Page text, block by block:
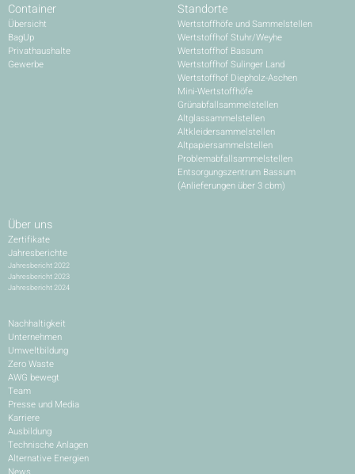
Container
Übersicht
BagUp
Privathaushalte
Gewerbe
Standorte
Wertstoffhöfe und Sammelstellen
Wertstoffhof Stuhr/Weyhe
Wertstoffhof Bassum
Wertstoffhof Sulinger Land
Wertstoffhof Diepholz-Aschen
Mini-Wertstoffhöfe
Grünabfallsammelstellen
Altglassammelstellen
Altkleidersammelstellen
Altpapiersammelstellen
Problemabfallsammelstellen
Entsorgungszentrum Bassum
(Anlieferungen über 3 cbm)
Über uns
Zertifikate
Jahresberichte
Jahresbericht 2022
Jahresbericht 2023
Jahresbericht 2024
Nachhaltigkeit
Unternehmen
Umweltbildung
Zero Waste
AWG bewegt
Team
Presse und Media
Karriere
Ausbildung
Technische Anlagen
Alternative Energien